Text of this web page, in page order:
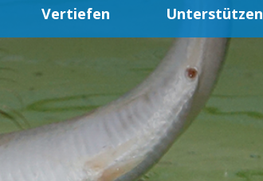
Vertiefen Unterstützen